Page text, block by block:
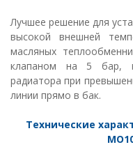
Лучшее решение для
высокой внешней
масляных
клапаном на 5 бар,
радиатора при
линии прямо в бак.
Технические